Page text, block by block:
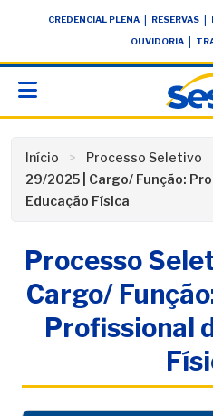
conteúdoCREDENCIAL PLENA RESERVAS
OUVIDORIA
Início Processo Seletivo
29/2025 | Cargo/ Função:
Educação Física
Processo
Cargo/
Profissional